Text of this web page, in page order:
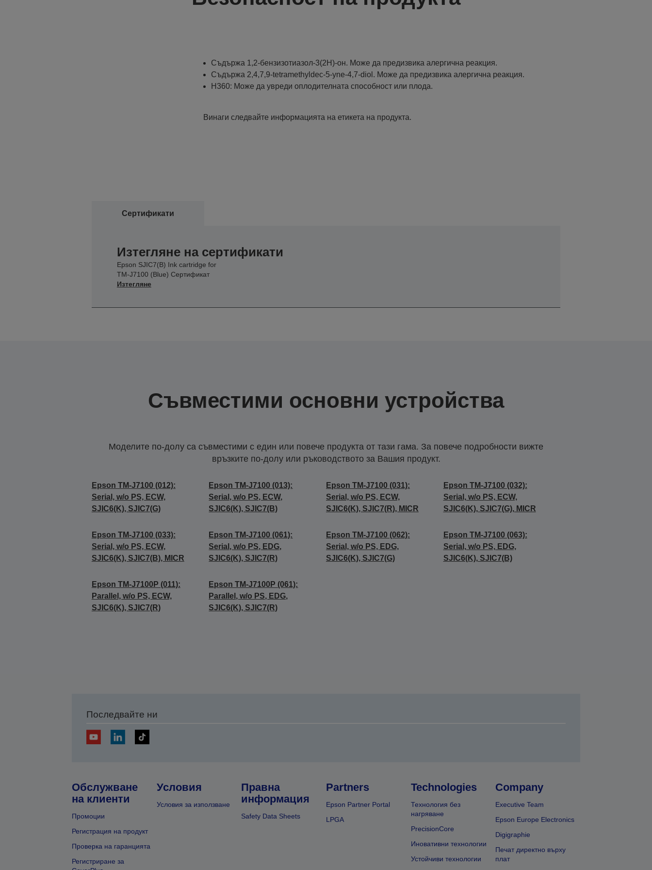
Съдържа 1,2-бензизотиазол-3(2H)-oн. Може да предизвика алергична реакция.
Съдържа 2,4,7,9-tetramethyldec-5-yne-4,7-diol. Може да предизвика алергична реакция.
H360: Може да увреди оплодителната способност или плода.
Винаги следвайте информацията на етикета на продукта.
Сертификати
Изтегляне на сертификати
Epson SJIC7(B) Ink cartridge for
TM-J7100 (Blue) Сертификат
Изтегляне
Съвместими основни устройства
Моделите по-долу са съвместими с един или повече продукта от тази гама. За повече подробности вижте
връзките по-долу или ръководството за Вашия продукт.
Epson TM-J7100 (012):
Serial, w/o PS, ECW,
SJIC6(K), SJIC7(G)
Epson TM-J7100 (013):
Serial, w/o PS, ECW,
SJIC6(K), SJIC7(B)
Epson TM-J7100 (031):
Serial, w/o PS, ECW,
SJIC6(K), SJIC7(R), MICR
Epson TM-J7100 (032):
Serial, w/o PS, ECW,
SJIC6(K), SJIC7(G), MICR
Epson TM-J7100 (033):
Serial, w/o PS, ECW,
SJIC6(K), SJIC7(B), MICR
Epson TM-J7100 (061):
Serial, w/o PS, EDG,
SJIC6(K), SJIC7(R)
Epson TM-J7100 (062):
Serial, w/o PS, EDG,
SJIC6(K), SJIC7(G)
Epson TM-J7100 (063):
Serial, w/o PS, EDG,
SJIC6(K), SJIC7(B)
Epson TM-J7100P (011):
Parallel, w/o PS, ECW,
SJIC6(K), SJIC7(R)
Epson TM-J7100P (061):
Parallel, w/o PS, EDG,
SJIC6(K), SJIC7(R)
Последвайте ни
Обслужване
на клиенти
Промоции
Регистрация на продукт
Проверка на гаранцията
Регистриране за
Условия
Условия за използване
Правна
информация
Safety Data Sheets
Partners
Epson Partner Portal
LPGA
Technologies
Технология без
нагряване
PrecisionCore
Иновативни технологии
Устойчиви технологии
Company
Executive Team
Epson Europe Electronics
Digigraphie
Печат директно върху
плат